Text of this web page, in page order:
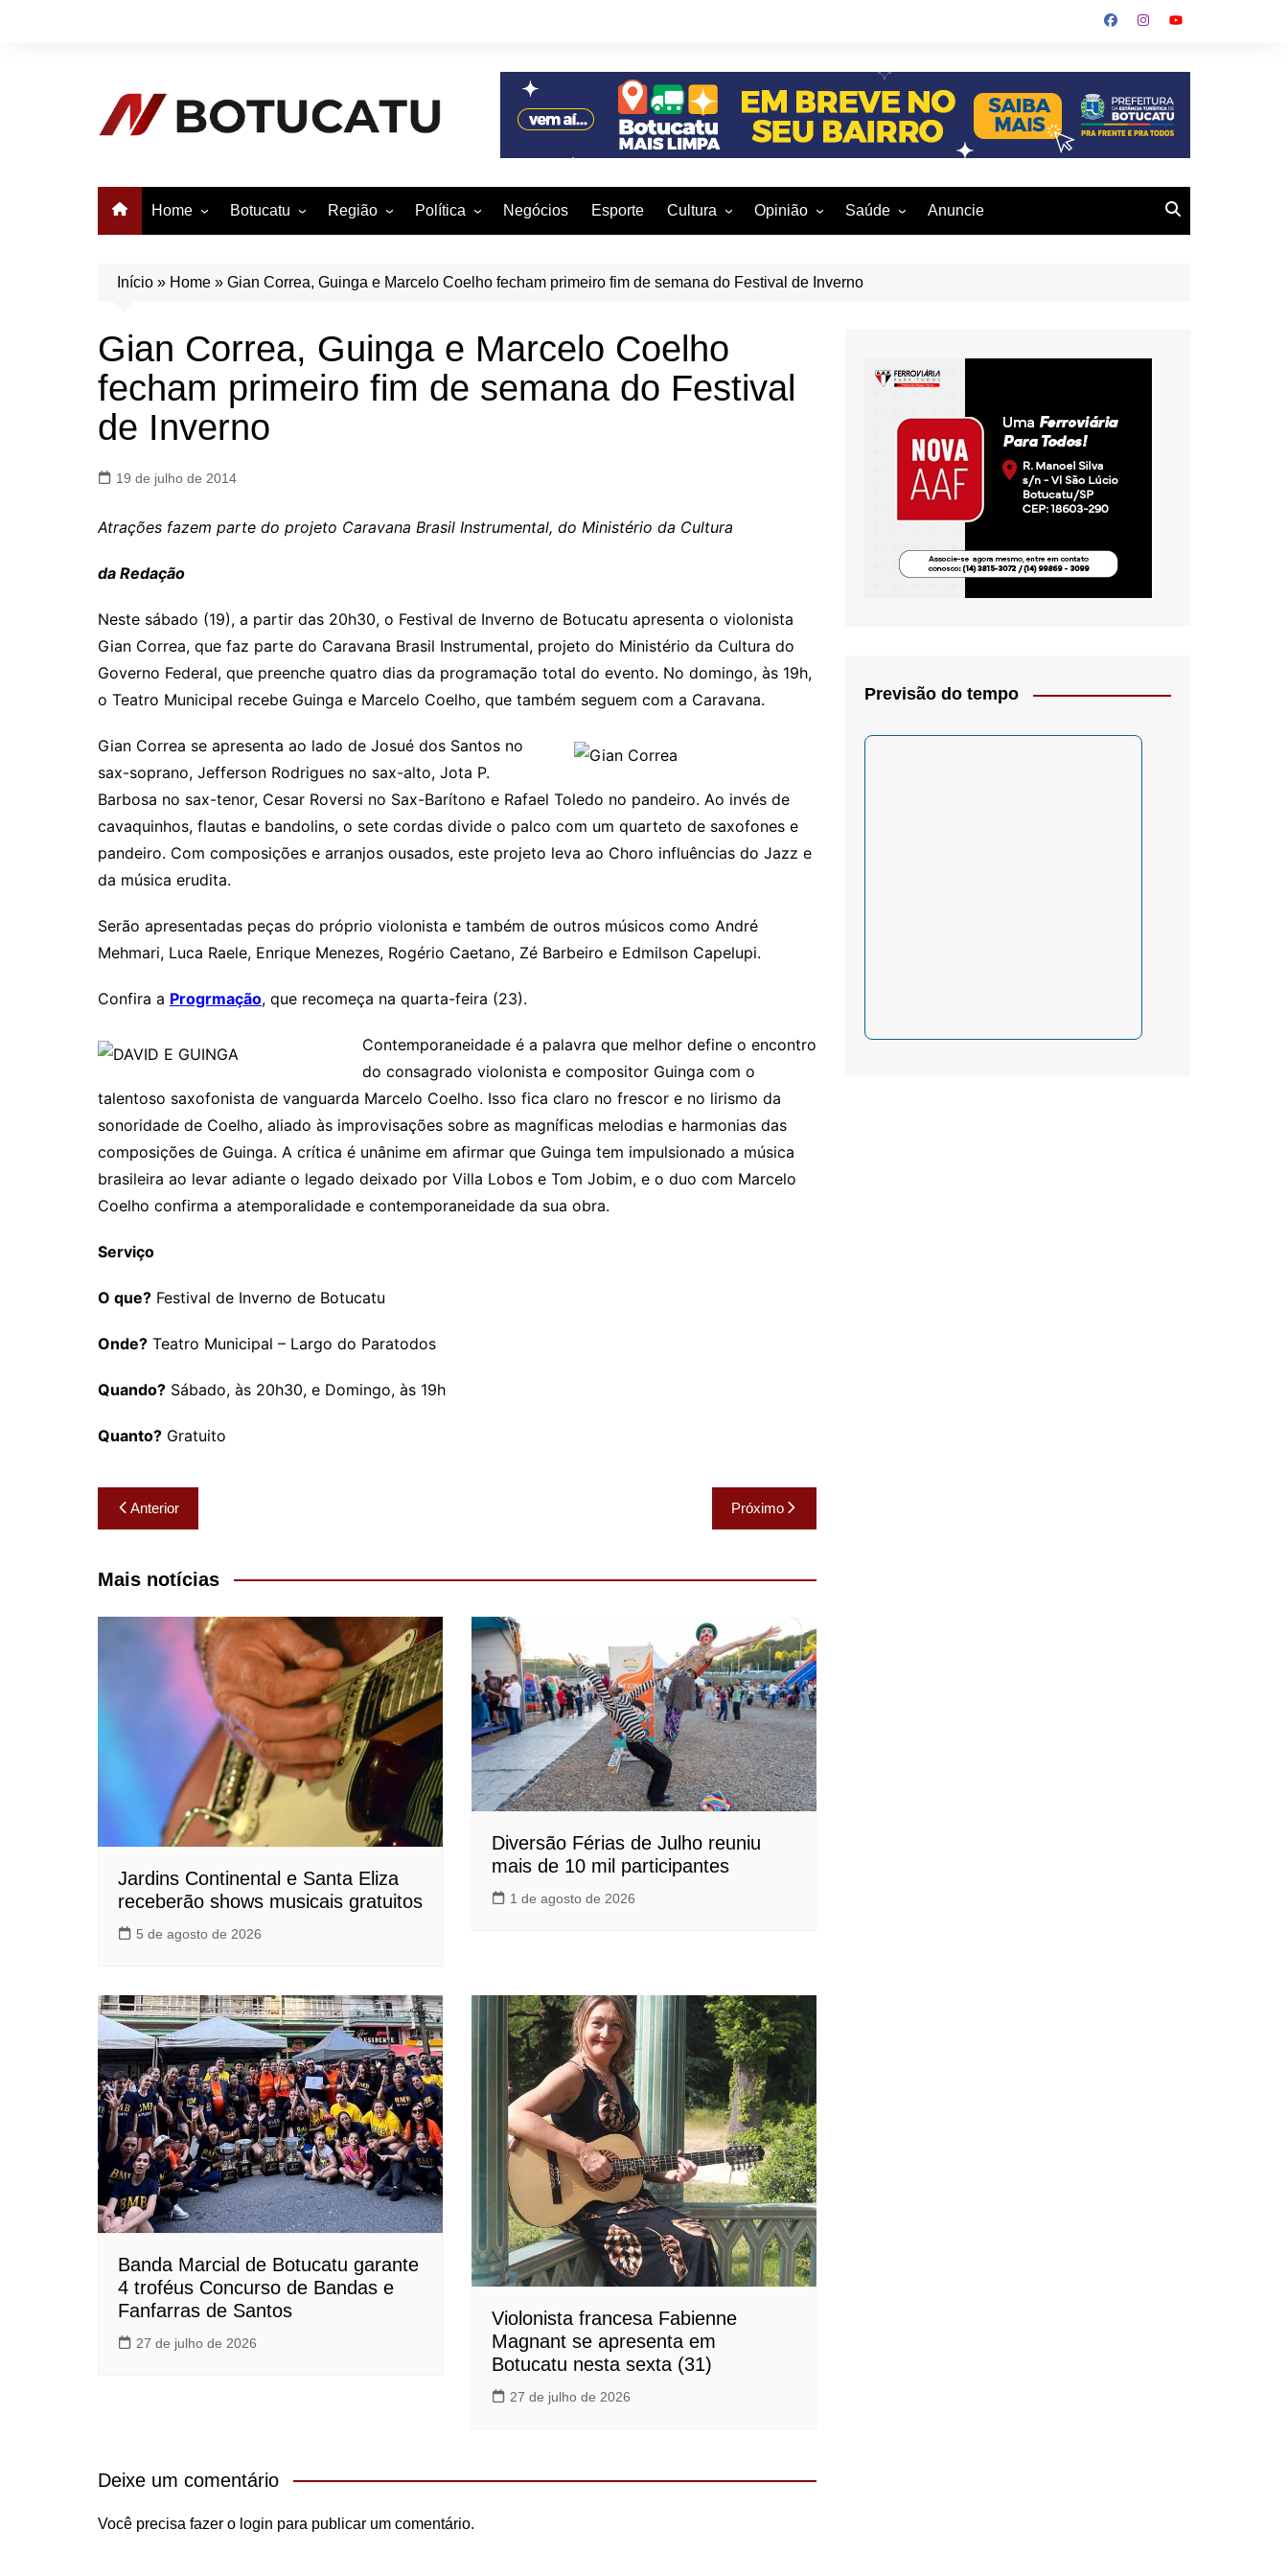
Home Botucatu
Conheça Botucatu!
Região
Bauru
Itatinga
Pardinho
Política
em São Paulo
Eleições 2016
Negócios Esporte Cultura
Artes Visuais
Dança
Literatura
Opinião
Vinícius Nunes Alves
Jorge Martins
Oscar D’Ambrosio- Crítica
Carlos Ramos
Saúde
Meio Ambiente
Anuncie
Início » Home » Gian Correa, Guinga e Marcelo Coelho fecham primeiro fim de semana do Festival de Inverno
Gian Correa, Guinga e Marcelo Coelho
fecham primeiro fim de semana do Festival
de Inverno
19 de julho de 2014
Atrações fazem parte do projeto Caravana Brasil Instrumental, do Ministério da Cultura
da Redação
Neste sábado (19), a partir das 20h30, o Festival de Inverno de Botucatu apresenta o violonista
Gian Correa, que faz parte do Caravana Brasil Instrumental, projeto do Ministério da Cultura do
Governo Federal, que preenche quatro dias da programação total do evento. No domingo, às 19h,
o Teatro Municipal recebe Guinga e Marcelo Coelho, que também seguem com a Caravana.
Gian Correa se apresenta ao lado de Josué dos Santos no
sax-soprano, Jefferson Rodrigues no sax-alto, Jota P.
Barbosa no sax-tenor, Cesar Roversi no Sax-Barítono e Rafael Toledo no pandeiro. Ao invés de
cavaquinhos, flautas e bandolins, o sete cordas divide o palco com um quarteto de saxofones e
pandeiro. Com composições e arranjos ousados, este projeto leva ao Choro influências do Jazz e
da música erudita.
Serão apresentadas peças do próprio violonista e também de outros músicos como André
Mehmari, Luca Raele, Enrique Menezes, Rogério Caetano, Zé Barbeiro e Edmilson Capelupi.
Confira a Progrmação, que recomeça na quarta-feira (23).
Contemporaneidade é a palavra que melhor define o encontro
do consagrado violonista e compositor Guinga com o
talentoso saxofonista de vanguarda Marcelo Coelho. Isso fica claro no frescor e no lirismo da
sonoridade de Coelho, aliado às improvisações sobre as magníficas melodias e harmonias das
composições de Guinga. A crítica é unânime em afirmar que Guinga tem impulsionado a música
brasileira ao levar adiante o legado deixado por Villa Lobos e Tom Jobim, e o duo com Marcelo
Coelho confirma a atemporalidade e contemporaneidade da sua obra.
Serviço
O que? Festival de Inverno de Botucatu
Onde? Teatro Municipal – Largo do Paratodos
Quando? Sábado, às 20h30, e Domingo, às 19h
Quanto? Gratuito
Navegação
de
Post
Anterior Próximo
Mais notícias
Jardins Continental e Santa Eliza
receberão shows musicais gratuitos
5 de agosto de 2026
Diversão Férias de Julho reuniu
mais de 10 mil participantes
1 de agosto de 2026
Banda Marcial de Botucatu garante
4 troféus Concurso de Bandas e
Fanfarras de Santos
27 de julho de 2026
Violonista francesa Fabienne
Magnant se apresenta em
Botucatu nesta sexta (31)
27 de julho de 2026
Deixe um comentário
Você precisa fazer o login para publicar um comentário.
Previsão do tempo